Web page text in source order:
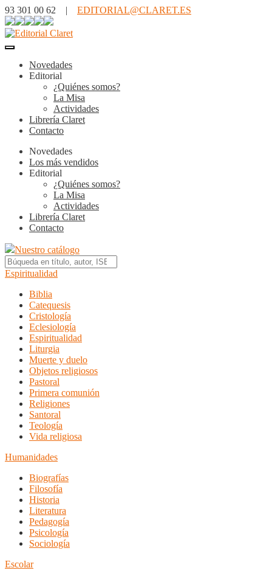
93 301 00 62 | EDITORIAL@CLARET.ES
Novedades
Editorial
¿Quiénes somos?
La Misa
Actividades
Librería Claret
Contacto
Novedades
Los más vendidos
Editorial
¿Quiénes somos?
La Misa
Actividades
Librería Claret
Contacto
Nuestro catálogo
Espiritualidad
Biblia
Catequesis
Cristología
Eclesiología
Espiritualidad
Liturgia
Muerte y duelo
Objetos religiosos
Pastoral
Primera comunión
Religiones
Santoral
Teología
Vida religiosa
Humanidades
Biografías
Filosofía
Historia
Literatura
Pedagogía
Psicología
Sociología
Escolar